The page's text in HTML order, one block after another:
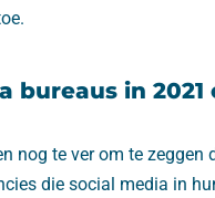
bureaus in 2021
nog te ver om te zeggen
die social media in